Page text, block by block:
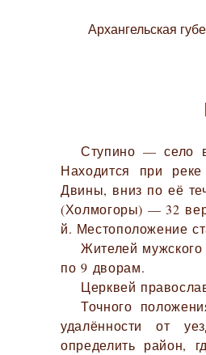
Архангельская
Ступино — село в
Находится при
Двины, вниз по её
(Холмогоры) — 32
й. Местоположение
Жителей
по 9 дворам.
Церквей
Точного
удалённости от
определить район,